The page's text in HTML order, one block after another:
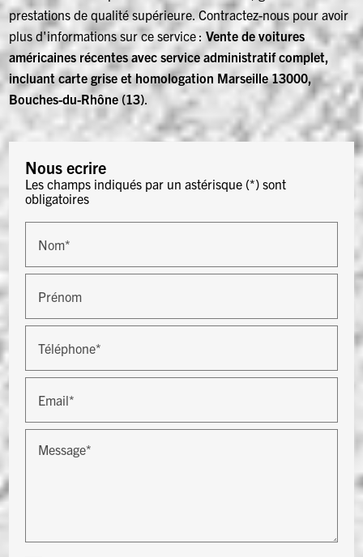
prestations de qualité supérieure. Contractez-nous pour avoir
plus d'informations sur ce service :Vente de voitures
américaines récentes avec service administratif complet,
incluant carte grise et homologation Marseille 13000,
Bouches-du-Rhône (13).
Nous ecrire
Les champs indiqués par un astérisque (*) sont
obligatoires
Nom*
Prénom
Téléphone*
Email*
Message*